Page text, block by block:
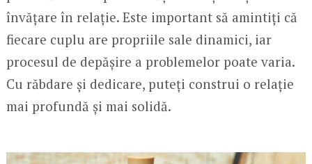
învățare în relație. Este important să amintiți că
fiecare cuplu are propriile sale dinamici, iar
procesul de depășire a problemelor poate varia.
Cu răbdare și dedicare, puteți construi o relație
mai profundă și mai solidă.